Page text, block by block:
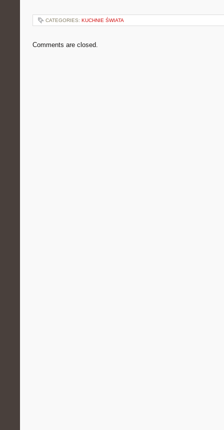
CATEGORIES: KUCHNIE ŚWIATA
Comments are closed.